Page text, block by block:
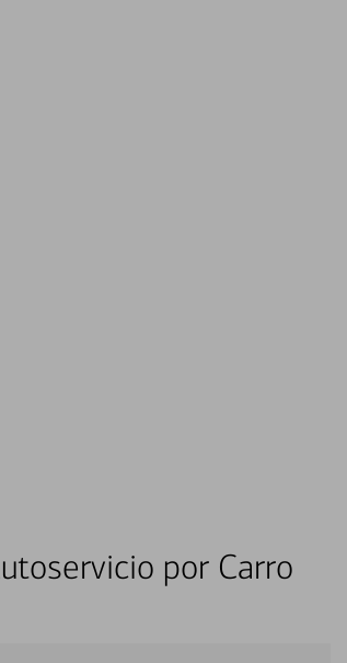
por Carro